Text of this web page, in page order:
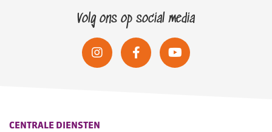
Volg ons op social media
CENTRALE DIENSTEN